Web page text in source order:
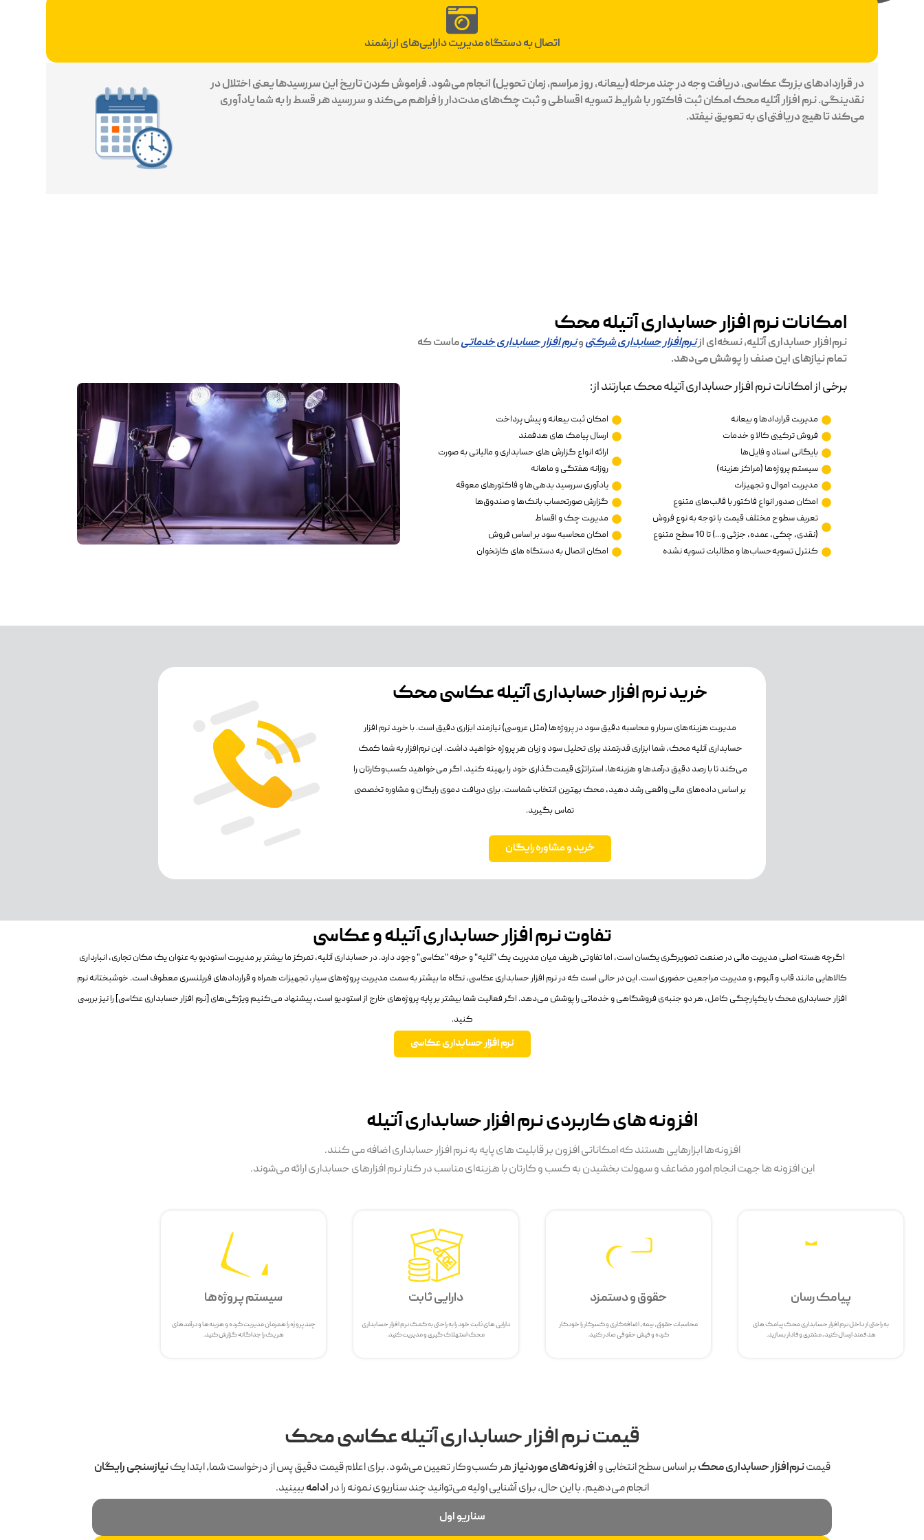
اتصال به دستگاه مدیریت دارایی‌های ارزشمند
در قراردادهای بزرگ عکاسی، دریافت وجه در چند مرحله (بیعانه، روز مراسم، زمان تحویل) انجام می‌شود. فراموش کردن تاریخ این سررسیدها یعنی اختلال در
نقدینگی. نرم افزار آتلیه محک امکان ثبت فاکتور با شرایط تسویه اقساطی و ثبت چک‌های مدت‌دار را فراهم می‌کند و سررسید هر قسط را به شما یادآوری
می‌کند تا هیچ دریافتی‌ای به تعویق نیفتد.
امکانات نرم افزار حسابداری آتیله محک
نرم‌افزار حسابداری آتلیه، نسخه‌ای ازنرم‌افزار حسابداری شرکتیونرم افزار حسابداری خدماتیماست که
تمام نیازهای این صنف را پوشش می‌دهد.
برخی از امکانات نرم افزار حسابداری آتیله محک عبارتند از:
مدیریت قراردادها و بیعانه
فروش ترکیبی کالا و خدمات
بایگانی اسناد و فایل‌ها
سیستم پروژه‌ها (مراکز هزینه)
مدیریت اموال و تجهیزات
امکان صدور انواع فاکتور با قالب‌های متنوع
تعریف سطوح مختلف قیمت با توجه به نوع فروش
(نقدی، چکی، عمده، جزئی و...) تا 10 سطح متنوع
کنترل تسویه‌حساب‌ها و مطالبات تسویه نشده‌
امکان ثبت بیعانه و پیش پرداخت
ارسال پیامک های هدفمند
ارائه انواع گزارش های حسابداری و مالیاتی به صورت
روزانه هفتگی و ماهانه
یادآوری سررسید بدهی‌ها و فاکتورهای معوقه
گزارش صورتحساب بانک‌ها و صندوق‌ها
مدیریت چک و اقساط
امکان محاسبه سود بر اساس فروش
امکان اتصال به دستگاه های کارتخوان
خرید نرم افزار حسابداری آتیله عکاسی محک
مدیریت هزینه‌های سربار و محاسبه دقیق سود در پروژه‌ها (مثل عروسی) نیازمند ابزاری دقیق است. با خرید نرم افزار
حسابداری آتلیه محک، شما ابزاری قدرتمند برای تحلیل سود و زیان هر پروژه خواهید داشت. این نرم‌افزار به شما کمک
می‌کند تا با رصد دقیق درآمدها و هزینه‌ها، استراتژی قیمت‌گذاری خود را بهینه کنید. اگر می‌خواهید کسب‌وکارتان را
بر اساس داده‌های مالی واقعی رشد دهید، محک بهترین انتخاب شماست. برای دریافت دموی رایگان و مشاوره تخصصی
تماس بگیرید.
خرید و مشاوره رایگان
تفاوت نرم افزار حسابداری آتیله و عکاسی
اگرچه هسته اصلی مدیریت مالی در صنعت تصویرگری یکسان است، اما تفاوتی ظریف میان مدیریت یک "آتلیه" و حرفه "عکاسی" وجود دارد. در حسابداری آتلیه، تمرکز ما بیشتر بر مدیریت استودیو به عنوان یک مکان تجاری، انبارداری
کالاهایی مانند قاب و آلبوم، و مدیریت مراجعین حضوری است. این در حالی است که در نرم افزار حسابداری عکاسی، نگاه ما بیشتر به سمت مدیریت پروژه‌های سیار، تجهیزات همراه و قراردادهای فریلنسری معطوف است. خوشبختانه نرم
افزار حسابداری محک با یکپارچگی کامل، هر دو جنبه‌ی فروشگاهی و خدماتی را پوشش می‌دهد. اگر فعالیت شما بیشتر بر پایه پروژه‌های خارج از استودیو است، پیشنهاد می‌کنیم ویژگی‌های [نرم افزار حسابداری عکاسی] را نیز بررسی
کنید.
نرم افزار حسابداری عکاسی
افزونه های کاربردی نرم افزار حسابداری آتیله
افزونه‌ها ابزارهایی هستند که امکاناتی افزون بر قابلیت های پایه به نرم افزار حسابداری اضافه می کنند.
این افزونه ها جهت انجام امور مضاعف و سهولت بخشیدن به کسب و کارتان با هزینه‌ای مناسب در کنار نرم افزارهای حسابداری ارائه می‌شوند.
پیامک رسان
به راحتی از داخل نرم افزار حسابداری محک پیامک های
هدفمند ارسال کنید، مشتری وفادار بسازید.
حقوق و دستمزد
محاسبات حقوق، بیمه، اضافه‌کاری و کسرکار را خودکار
کرده و فیش حقوقی صادر کنید.
دارایی ثابت
دارایی های ثابت خود را به راحتی به کمک نرم افزار حسابداری
محک استهلاک گیری و مدیریت کنید.
سیستم پروژه‌ها
چند پروژه را همزمان مدیریت کرده و هزینه‌ها و درآمدهای
هر یک را جداگانه گزارش کنید.
قیمت نرم افزار حسابداری آتیله عکاسی محک
قیمتنرم‌افزار حسابداری محکبر اساس سطح انتخابی وافزونه‌های موردنیازهر کسب‌وکار تعیین می‌شود. برای اعلام قیمت دقیق پس از درخواست شما، ابتدا یکنیازسنجی رایگان
انجام می‌دهیم. با این حال، برای آشنایی اولیه می‌توانید چند سناریوی نمونه را درادامهببینید.
سناریو اول